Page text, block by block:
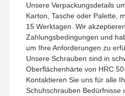
Unsere Verpackungsdetails
Karton, Tasche oder Palette,
15 Werktagen. Wir
Zahlungsbedingungen und
um Ihre Anforderungen zu
Unsere Schrauben sind in
Oberflächenhärte von HRC
Kontaktieren Sie uns für alle
Schuhschrauben Bedürfnisse